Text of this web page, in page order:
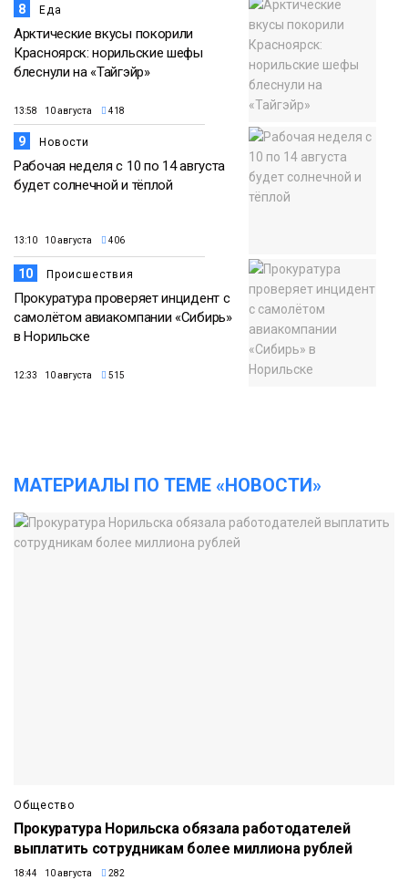
8 Еда
Арктические вкусы покорили
Красноярск: норильские шефы
блеснули на «Тайгэйр»
13:58 10 августа 418
9 Новости
Рабочая неделя с 10 по 14 августа
будет солнечной и тёплой
13:10 10 августа 406
10 Происшествия
Прокуратура проверяет инцидент с
самолётом авиакомпании «Сибирь»
в Норильске
12:33 10 августа 515
МАТЕРИАЛЫ ПО ТЕМЕ «НОВОСТИ»
Общество
Прокуратура Норильска обязала работодателей
выплатить сотрудникам более миллиона рублей
18:44 10 августа 282